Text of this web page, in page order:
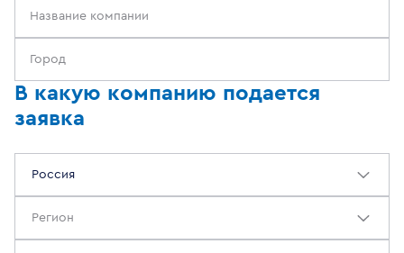
В какую компанию подается
заявка
Россия
Регион